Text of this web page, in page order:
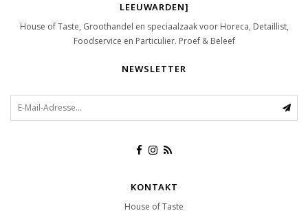
LEEUWARDEN]
House of Taste, Groothandel en speciaalzaak voor Horeca, Detaillist,
Foodservice en Particulier. Proef & Beleef
NEWSLETTER
KONTAKT
House of Taste